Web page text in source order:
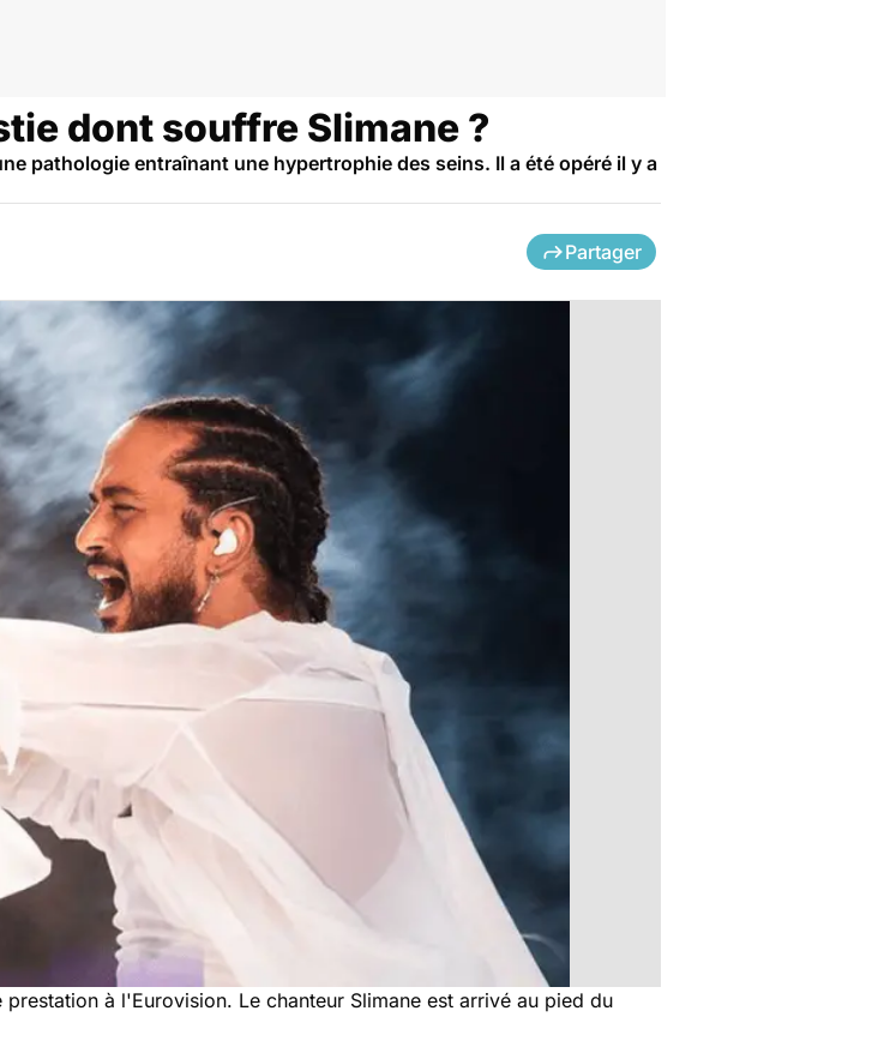
dont souffre Slimane ?
pathologie entraînant une hypertrophie des seins. Il a été opéré il y a
Partager
à l'Eurovision. Le chanteur Slimane est arrivé au pied du